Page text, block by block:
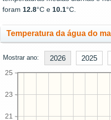
foram 12.8°C e 10.1°C.
Temperatura da água do
Mostrar ano: 2026 2025
21
23
25